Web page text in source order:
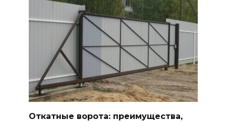
Откатные ворота: преимущества,